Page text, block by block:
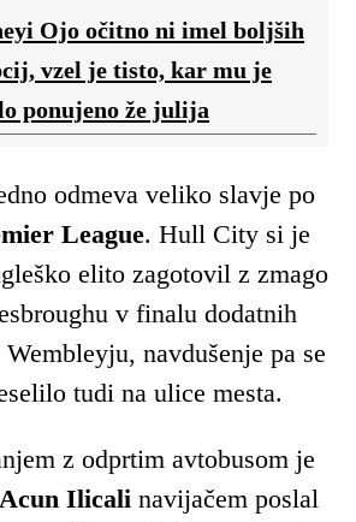
Ojo očitno ni imel boljših
vzel je tisto, kar mu je
ponujeno že julija
odmeva veliko slavje po
League. Hull City si je
elito zagotovil z zmago
v finalu dodatnih
navdušenje pa se
tudi na ulice mesta.
z odprtim avtobusom je
Acun Ilicali navijačem poslal